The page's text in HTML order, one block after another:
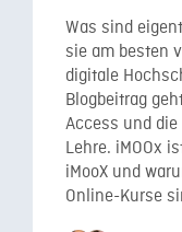
Was sind
sie am besten
digitale
Blogbeitrag
Access und
Lehre. iMOOx
iMooX und
Online-Kurse